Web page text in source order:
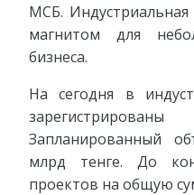
МСБ. Индустриальная
магнитом для
бизнеса.
На сегодня в
Запланированный
млрд тенге. До
проектов на общую